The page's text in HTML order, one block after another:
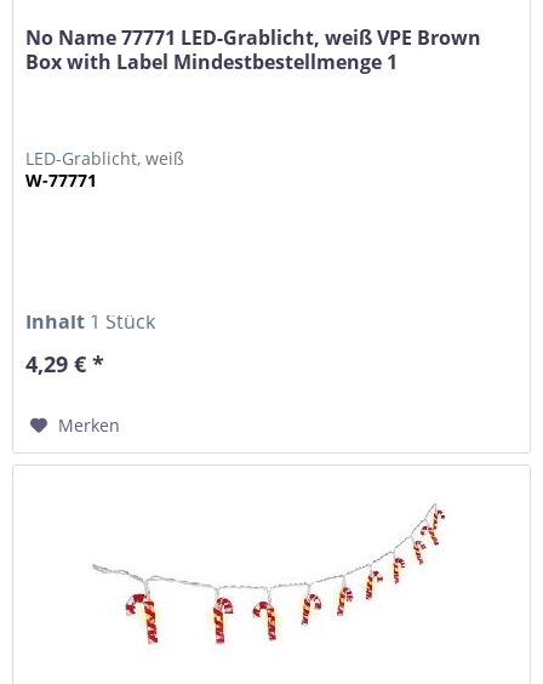
No Name 77771 LED-Grablicht, weiß VPE Brown
Box with Label Mindestbestellmenge 1
LED-Grablicht, weiß
W-77771
Inhalt 1 Stück
4,29 € *
Merken